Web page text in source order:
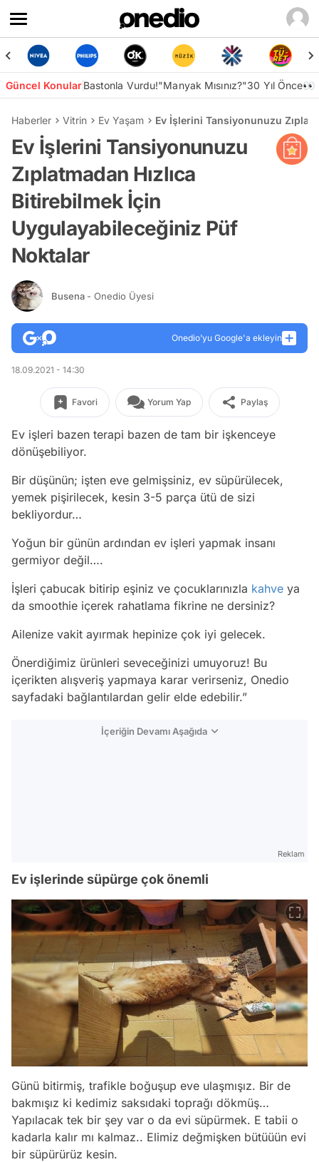
Güncel KonularBastonla Vurdu!"Manyak Mısınız?"30 Yıl Önce👀
Haberler Vitrin Ev Yaşam Ev İşlerini Tansiyonunuzu
Ev İşlerini Tansiyonunuzu
Zıplatmadan Hızlıca
Bitirebilmek İçin
Uygulayabileceğiniz Püf
Noktalar
Busena - Onedio Üyesi
Onedio’yu Google'a ekleyin
18.09.2021 - 14:30
Favori Yorum Yap Paylaş
Ev işleri bazen terapi bazen de tam bir işkenceye
dönüşebiliyor.
Bir düşünün; işten eve gelmişsiniz, ev süpürülecek,
yemek pişirilecek, kesin 3-5 parça ütü de sizi
bekliyordur…
Yoğun bir günün ardından ev işleri yapmak insanı
germiyor değil….
İşleri çabucak bitirip eşiniz ve çocuklarınızla kahve ya
da smoothie içerek rahatlama fikrine ne dersiniz?
Ailenize vakit ayırmak hepinize çok iyi gelecek.
Önerdiğimiz ürünleri seveceğinizi umuyoruz! Bu
içerikten alışveriş yapmaya karar verirseniz, Onedio
sayfadaki bağlantılardan gelir elde edebilir.”
İçeriğin Devamı Aşağıda
Reklam
Ev işlerinde süpürge çok önemli
Günü bitirmiş, trafikle boğuşup eve ulaşmışız. Bir de
bakmışız ki kedimiz saksıdaki toprağı dökmüş…
Yapılacak tek bir şey var o da evi süpürmek. E tabii o
kadarla kalır mı kalmaz.. Elimiz değmişken bütüüün evi
bir süpürürüz kesin.